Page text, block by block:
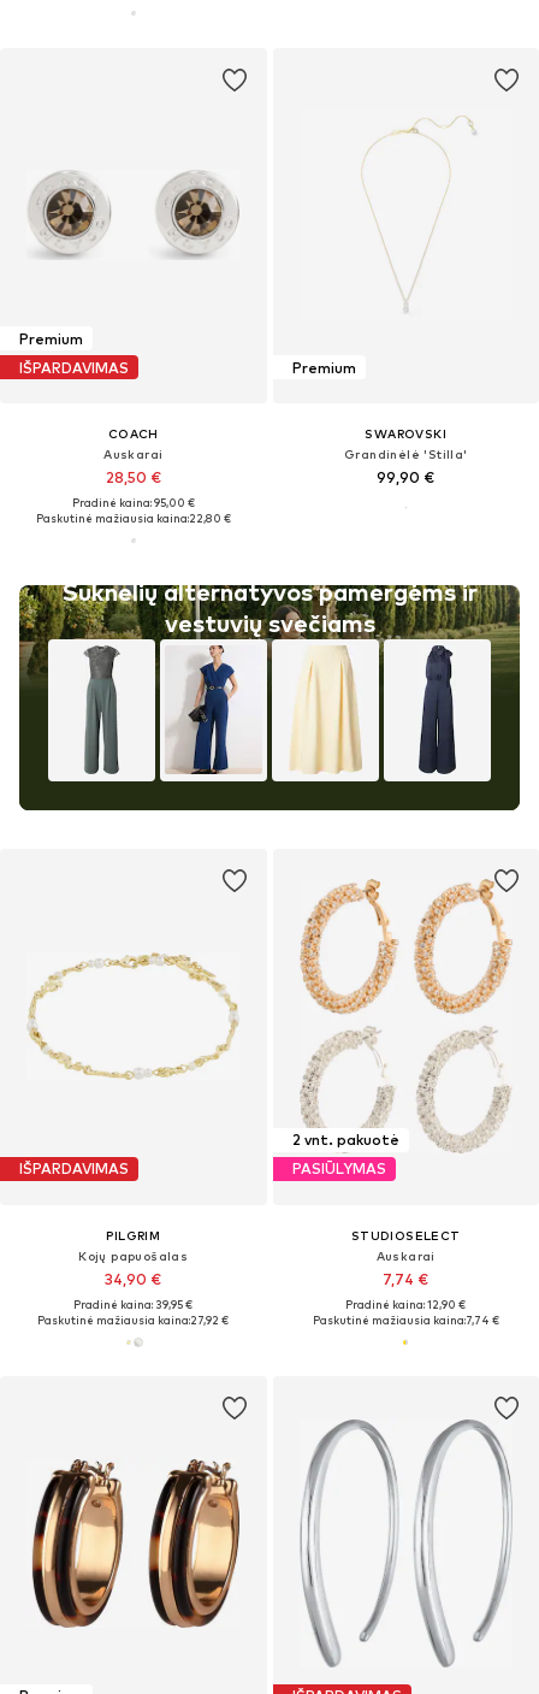
Premium
IŠPARDAVIMAS
COACH
Auskarai
28,50 €
Pradinė kaina: 95,00 €
Paskutinė mažiausia kaina:22,80 €
Suknelių alternatyvos pamergėms ir
vestuvių svečiams
Premium
SWAROVSKI
Grandinėlė 'Stilla'
99,90 €
IŠPARDAVIMAS
PILGRIM
Kojų papuošalas
34,90 €
Pradinė kaina: 39,95 €
Paskutinė mažiausia kaina:27,92 €
2 vnt. pakuotė
PASIŪLYMAS
STUDIOSELECT
Auskarai
7,74 €
Pradinė kaina: 12,90 €
Paskutinė mažiausia kaina:7,74 €